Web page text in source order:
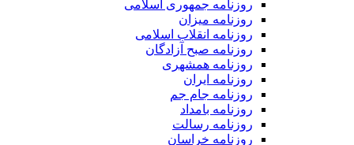
روزنامه جمهوری اسلامی
روزنامه میزان
روزنامه انقلاب اسلامی
روزنامه صبح آزادگان
روزنامه همشهری
روزنامه ایران
روزنامه جام جم
روزنامه بامداد
روزنامه رسالت
روزنامه خراسان